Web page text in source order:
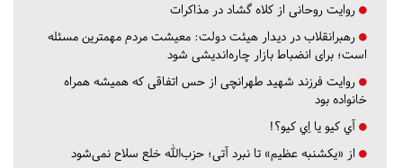
روایت روحانی از کلاه گشاد در مذاکرات
رهبرانقلاب در دیدار هیئت دولت: معیشت مردم مهمترین مسئله
است؛ برای انضباط بازار چاره‌اندیشی شود
روایت فرزند شهید طهرانچی از حس اتفاقی که همیشه همراه
خانواده بود
آي كيو يا اِي كيو؟!
از «یکشنبه عظیم» تا نبرد آتی؛ حزب‌الله خلع سلاح نمی‌شود